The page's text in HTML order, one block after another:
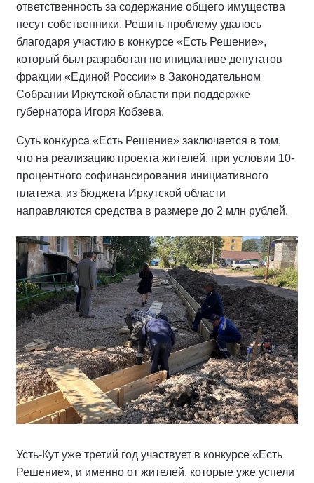
ответственность за содержание общего имущества
несут собственники. Решить проблему удалось
благодаря участию в конкурсе «Есть Решение»,
который был разработан по инициативе депутатов
фракции «Единой России» в Законодательном
Собрании Иркутской области при поддержке
губернатора Игоря Кобзева.
Суть конкурса «Есть Решение» заключается в том,
что на реализацию проекта жителей, при условии 10-
процентного софинансирования инициативного
платежа, из бюджета Иркутской области
направляются средства в размере до 2 млн рублей.
Усть-Кут уже третий год участвует в конкурсе «Есть
Решение», и именно от жителей, которые уже успели